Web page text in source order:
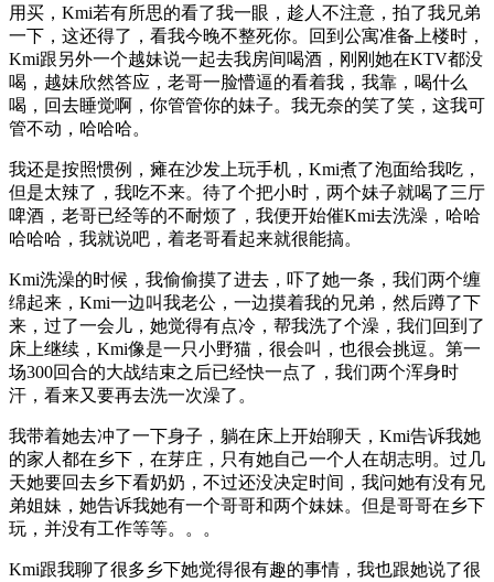
用买，Kmi若有所思的看了我一眼，趁人不注意，拍了我兄弟
一下，这还得了，看我今晚不整死你。回到公寓准备上楼时，
Kmi跟另外一个越妹说一起去我房间喝酒，刚刚她在KTV都没
喝，越妹欣然答应，老哥一脸懵逼的看着我，我靠，喝什么
喝，回去睡觉啊，你管管你的妹子。我无奈的笑了笑，这我可
管不动，哈哈哈。
我还是按照惯例，瘫在沙发上玩手机，Kmi煮了泡面给我吃，
但是太辣了，我吃不来。待了个把小时，两个妹子就喝了三厅
啤酒，老哥已经等的不耐烦了，我便开始催Kmi去洗澡，哈哈
哈哈哈，我就说吧，着老哥看起来就很能搞。
Kmi洗澡的时候，我偷偷摸了进去，吓了她一条，我们两个缠
绵起来，Kmi一边叫我老公，一边摸着我的兄弟，然后蹲了下
来，过了一会儿，她觉得有点冷，帮我洗了个澡，我们回到了
床上继续，Kmi像是一只小野猫，很会叫，也很会挑逗。第一
场300回合的大战结束之后已经快一点了，我们两个浑身时
汗，看来又要再去洗一次澡了。
我带着她去冲了一下身子，躺在床上开始聊天，Kmi告诉我她
的家人都在乡下，在芽庄，只有她自己一个人在胡志明。过几
天她要回去乡下看奶奶，不过还没决定时间，我问她有没有兄
弟姐妹，她告诉我她有一个哥哥和两个妹妹。但是哥哥在乡下
玩，并没有工作等等。。。
Kmi跟我聊了很多乡下她觉得很有趣的事情，我也跟她说了很